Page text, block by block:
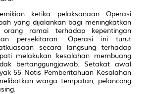
ketika pelaksanaan Operasi
yang dijalankan bagi meningkatkan
ramai terhadap kepentingan
persekitaran. Operasi ini turut
secara langsung terhadap
melakukan kesalahan membuang
bertanggungjawab. Setakat awal
55 Notis Pemberitahuan Kesalahan
warga tempatan, pelancong